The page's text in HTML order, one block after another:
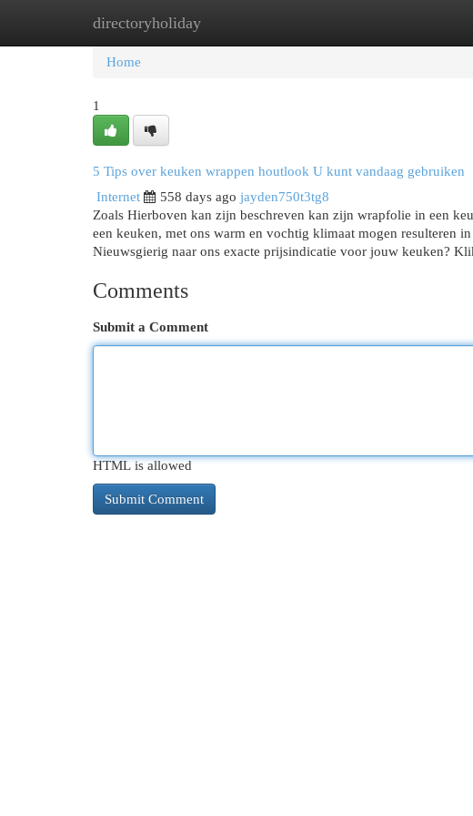
directoryholiday
Home New Site Listings
Home
1
5 Tips over keuken wrappen houtlook U kunt vandaag gebruiken
Internet
558 days ago jayden750t3tg8
Zoals Hierboven kan zijn beschreven kan zijn wrapfolie in een
een keuken, met ons warm en vochtig klimaat mogen resulteren
Nieuwsgierig naar ons exacte prijsindicatie voor jouw keuken?
Comments
Submit a Comment
HTML is allowed